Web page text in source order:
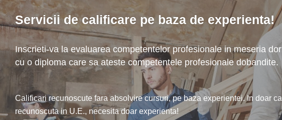
Servicii de calificare pe baza de experienta!
Inscrieti-va la evaluarea competentelor profesionale in meseria
cu o diploma care sa ateste competentele profesionale dobandite.
Calificari recunoscute fara absolvire cursuri, pe baza experientei. In doar
recunoscuta in U.E., necesita doar experienta!